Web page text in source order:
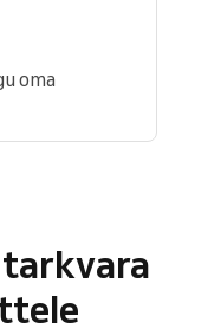
oma